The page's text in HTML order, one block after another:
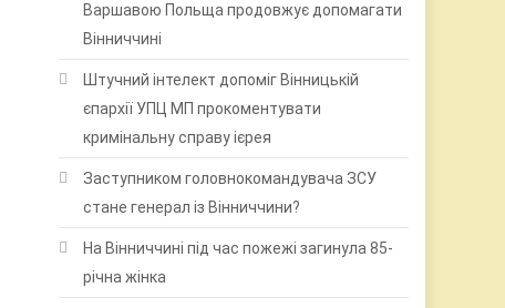
Варшавою Польща продовжує допомагати
Вінниччині
Штучний інтелект допоміг Вінницькій
єпархії УПЦ МП прокоментувати
кримінальну справу ієрея
Заступником головнокомандувача ЗСУ
стане генерал із Вінниччини?
На Вінниччині під час пожежі загинула 85-
річна жінка